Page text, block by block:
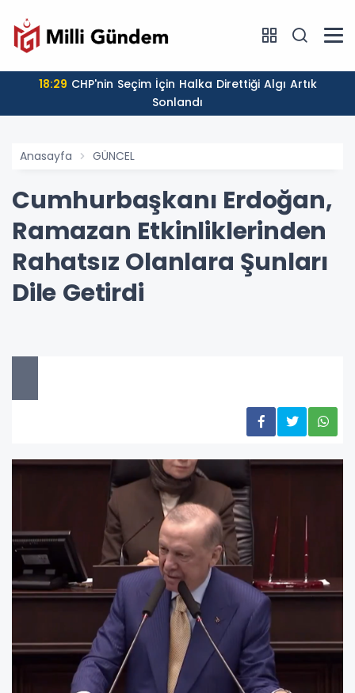
18:29
Sonlandı
Anasayfa GÜNCEL
Cumhurbaşkanı Erdoğan,
Ramazan Etkinliklerinden
Rahatsız Olanlara Şunları
Dile Getirdi